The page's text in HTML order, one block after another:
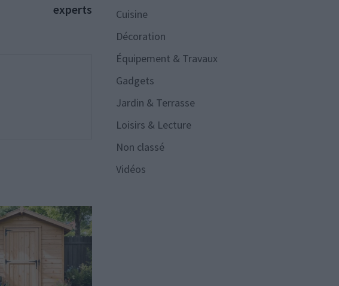
experts
Cuisine
Décoration
Équipement & Travaux
Gadgets
Jardin & Terrasse
Loisirs & Lecture
Non classé
Vidéos